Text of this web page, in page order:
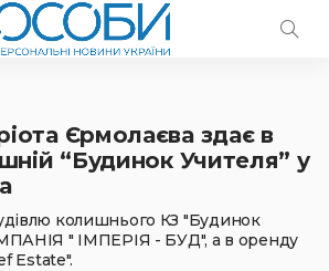
Єрмолаєва здає в
“Будинок Учителя” у
колишнього КЗ "Будинок
" ІМПЕРІЯ - БУД", а в оренду
Estate".